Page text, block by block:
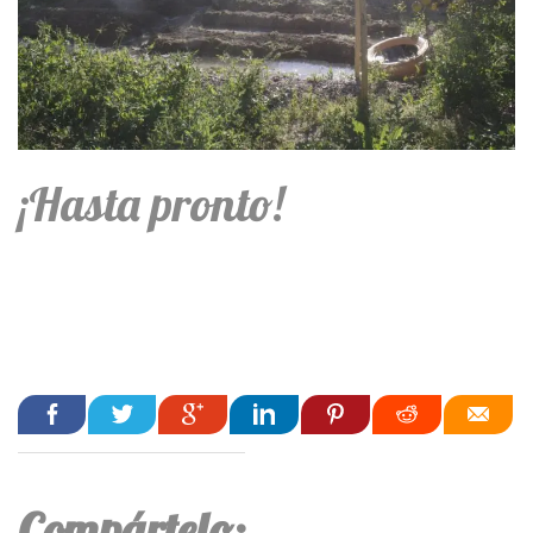
¡Hasta pronto!